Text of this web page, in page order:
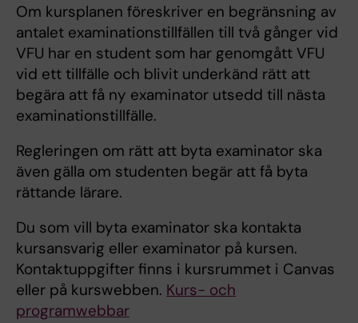
Om kursplanen föreskriver en begränsning av
antalet examinationstillfällen till två gånger vid
VFU har en student som har genomgått VFU
vid ett tillfälle och blivit underkänd rätt att
begära att få ny examinator utsedd till nästa
examinationstillfälle.
Regleringen om rätt att byta examinator ska
även gälla om studenten begär att få byta
rättande lärare.
Du som vill byta examinator ska kontakta
kursansvarig eller examinator på kursen.
Kontaktuppgifter finns i kursrummet i Canvas
eller på kurswebben. Kurs- och
programwebbar